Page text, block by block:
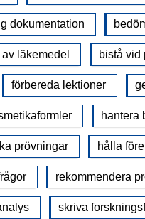
dokumentation
läkemedel bistå vid
förbereda lektioner
hantera
prövningar hålla
rekommendera
skriva